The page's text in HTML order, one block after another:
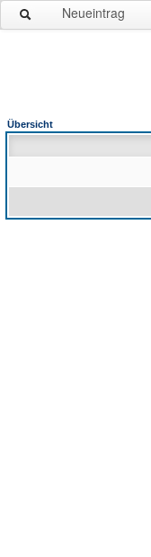
Neueintrag
Übersicht